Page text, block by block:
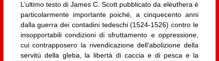
L’ultimo testo di James C. Scott pubblicato da elèuthera è
particolarmente importante poiché, a cinquecento anni
dalla guerra dei contadini tedeschi (1524-1526) contro le
insopportabili condizioni di sfruttamento e oppressione,
cui contrapposero la rivendicazione dell’abolizione della
servitù della gleba, la libertà di caccia e di pesca e la